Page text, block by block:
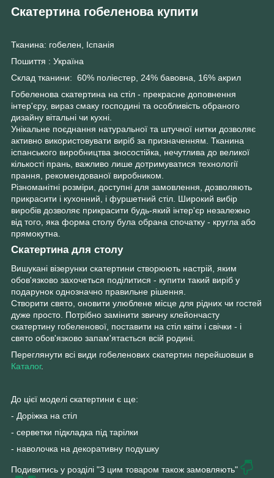
Скатертина гобеленова купити
Тканина: гобелен, Іспанія
Пошиття : Україна
Склад тканини: 60% поліестер, 24% бавовна, 16% акрил
Гобеленова скатертина на стіл - прекрасне доповнення
інтер'єру, вираз смаку господині та особливість обраного
дизайну вітальні чи кухні.
Унікальне поєднання натуральної та штучної нитки дозволяє
активно використовувати виріб за призначенням. Тканина
іспанського виробництва зносостійка, нечутлива до великої
кількості прань, важливо лише дотримуватися технології
прання, рекомендованої виробником.
Різноманітні розміри, доступні для замовлення, дозволяють
прикрасити і кухонний, і фуршетний стіл. Широкий вибір
виробів дозволяє прикрасити будь-який інтер'єр незалежно
від того, яка форма столу була обрана спочатку - кругла або
прямокутна.
Скатертина для столу
Вишукані візерунки скатертини створюють настрій, яким
обов'язково захочеться поділитися - купити такий виріб у
подарунок однозначно правильне рішення.
Створити свято, оновити улюблене місце для рідних чи гостей
дуже просто. Потрібно замінити звичну клейончасту
скатертину гобеленової, поставити на стіл квіти і свічки - і
свято обов'язково запам'ятається всій родині.
Переглянути всі види гобеленових скатертин перейшовши в
Каталог.
До цієї моделі скатертини є ще:
- Доріжка на стіл
- серветки підкладка під тарілки
- наволочка на декоративну подушку
Подивитись у розділі "З цим товаром також замовляють"